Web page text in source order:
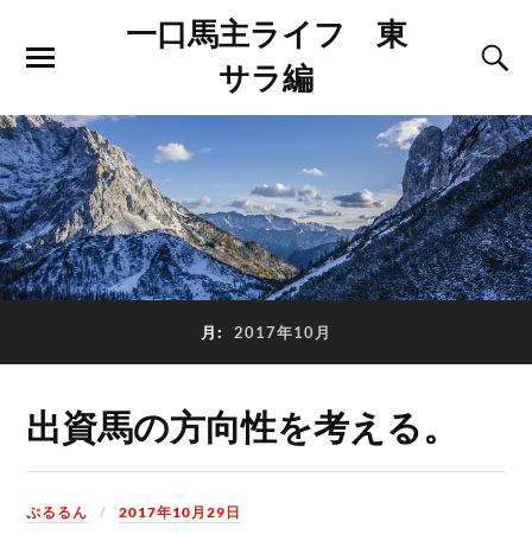
一口馬主ライフ 東
サラ編
月: 2017年10月
出資馬の方向性を考える。
ぷるるん 2017年10月29日